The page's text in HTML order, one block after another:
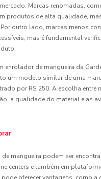
Marcas renomadas,
produtos de alta qualidade,
outro lado, marcas menos
mas é fundamental
enrolador de mangueira da
um modelo similar de uma
por R$ 250. A escolha entre
a qualidade do material e as
mangueira podem ser
centers e também em